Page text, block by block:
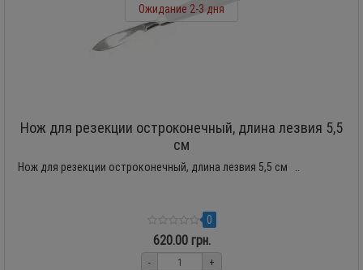
Ожидание 2-3 дня
Нож для резекции остроконечный, длина лезвия 5,5
см
Нож для резекции остроконечный, длина лезвия 5,5 см ..
0
620.00 грн.
- +